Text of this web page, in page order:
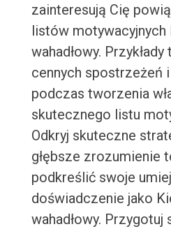
zainteresują Cię
listów motywacyjnych
wahadłowy.
cennych spostrzeżeń
podczas tworzenia
skutecznego listu
Odkryj skuteczne
głębsze zrozumienie
podkreślić swoje
doświadczenie jako
wahadłowy. Przygotuj